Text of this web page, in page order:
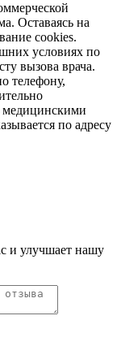
Оставаясь на
cookies.
условиях по
вызова врача.
телефону,
медицинскими
по адресу
и улучшает нашу